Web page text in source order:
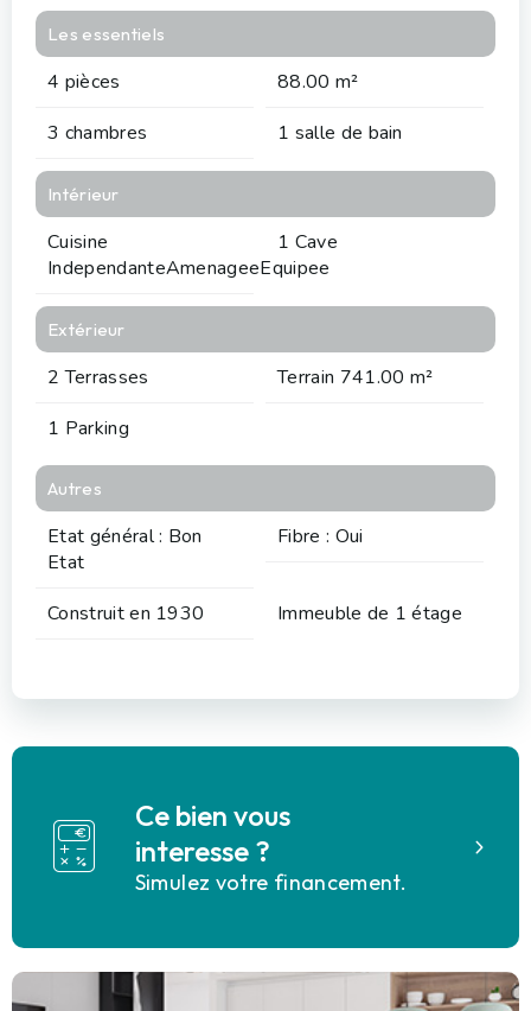
Les essentiels
4 pièces
88.00 m²
3 chambres
1 salle de bain
Intérieur
Cuisine
IndependanteAmenageeEquipee
1 Cave
Extérieur
2 Terrasses
Terrain 741.00 m²
1 Parking
Autres
Etat général : Bon
Etat
Fibre : Oui
Construit en 1930 Immeuble de 1 étage
Ce bien vous
interesse ?
Simulez votre financement.